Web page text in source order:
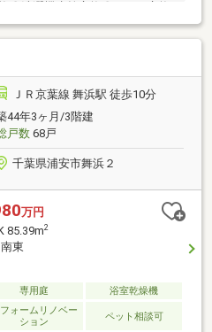
貼替〇全室 壁・天井クロス貼替
〇全室 フローリング貼替〇クロ
ロアタイル貼替〇分電盤交換〇
水・給湯管交換 他
ＪＲ京葉線 舞浜駅 徒歩10分
44年3ヶ月/3階建
戸数68戸
千葉県浦安市舞浜２
万円
85.39m2
東
専用庭 浴室乾燥機
ォームリノベー
ション
ペット相談可